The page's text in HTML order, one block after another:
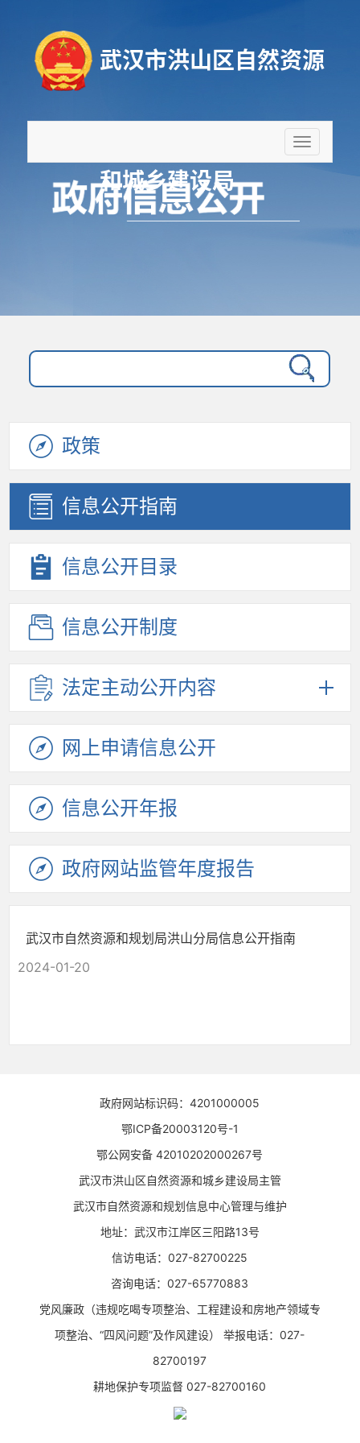
武汉市洪山区自然资源
和城乡建设局
折
叠
政策
信息公开指南
信息公开 目录
信息公开制度
法定主动公开内容
网上申请信息公开
信息公开年报
政府网站监管年度报告
武汉市自然资源和规划局洪山分局信息公开指南
2024-01-20
政府网站标识码：4201000005
鄂ICP备20003120号-1
鄂公网安备 42010202000267号
武汉市洪山区自然资源和城乡建设局主管
武汉市自然资源和规划信息中心管理与维护
地址：武汉市江岸区三阳路13号
信访电话：027-82700225
咨询电话：027-65770883
党风廉政（违规吃喝专项整治、工程建设和房地产领域专
项整治、“四风问题”及作风建设） 举报电话：027-
82700197
耕地保护专项监督 027-82700160